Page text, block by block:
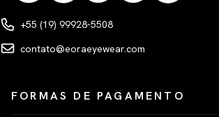
+55 (19) 99928-5508
contato@eoraeyewear.com
FORMAS DE PAGAMENTO